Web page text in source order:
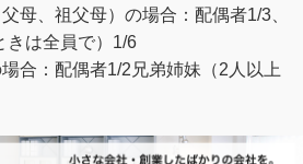
母、祖父母）の場合：配偶者1/3、
きは全員で）1/6
合：配偶者1/2兄弟姉妹（2人以上